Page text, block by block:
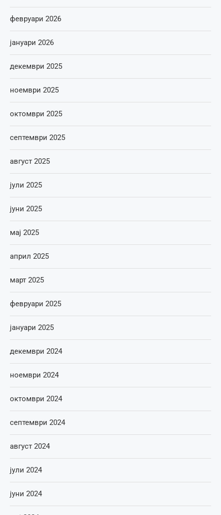
февруари 2026
јануари 2026
декември 2025
ноември 2025
октомври 2025
септември 2025
август 2025
јули 2025
јуни 2025
мај 2025
април 2025
март 2025
февруари 2025
јануари 2025
декември 2024
ноември 2024
октомври 2024
септември 2024
август 2024
јули 2024
јуни 2024